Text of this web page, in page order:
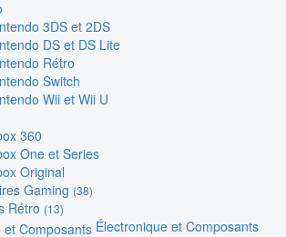
3DS et 2DS
DS et DS Lite
Rétro
Switch
Wii et Wii U
360
One et Series
Original
Gaming (38)
Rétro (13)
Électronique et Composants